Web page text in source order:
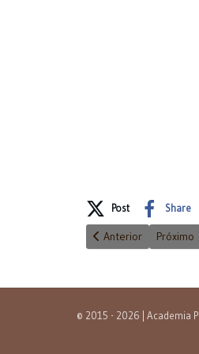
Share on
Post Share
Artigo anterior:
Anterior Próximo
Próximo
© 2015 - 2026 | Academia